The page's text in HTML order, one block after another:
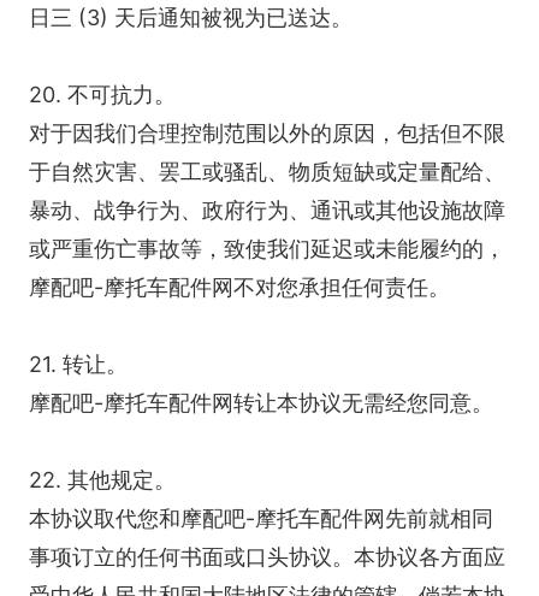
日三 (3) 天后通知被视为已送达。
20. 不可抗力。
对于因我们合理控制范围以外的原因，包括但不限
于自然灾害、罢工或骚乱、物质短缺或定量配给、
暴动、战争行为、政府行为、通讯或其他设施故障
或严重伤亡事故等，致使我们延迟或未能履约的，
摩配吧-摩托车配件网不对您承担任何责任。
21. 转让。
摩配吧-摩托车配件网转让本协议无需经您同意。
22. 其他规定。
本协议取代您和摩配吧-摩托车配件网先前就相同
事项订立的任何书面或口头协议。本协议各方面应